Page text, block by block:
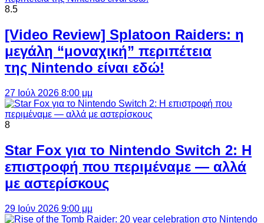
8.5
[Video Review] Splatoon Raiders: η
μεγάλη “μοναχική” περιπέτεια
της Nintendo είναι εδώ!
27 Ιούλ 2026 8:00 μμ
8
Star Fox για το Nintendo Switch 2: Η
επιστροφή που περιμέναμε — αλλά
με αστερίσκους
29 Ιούν 2026 9:00 μμ